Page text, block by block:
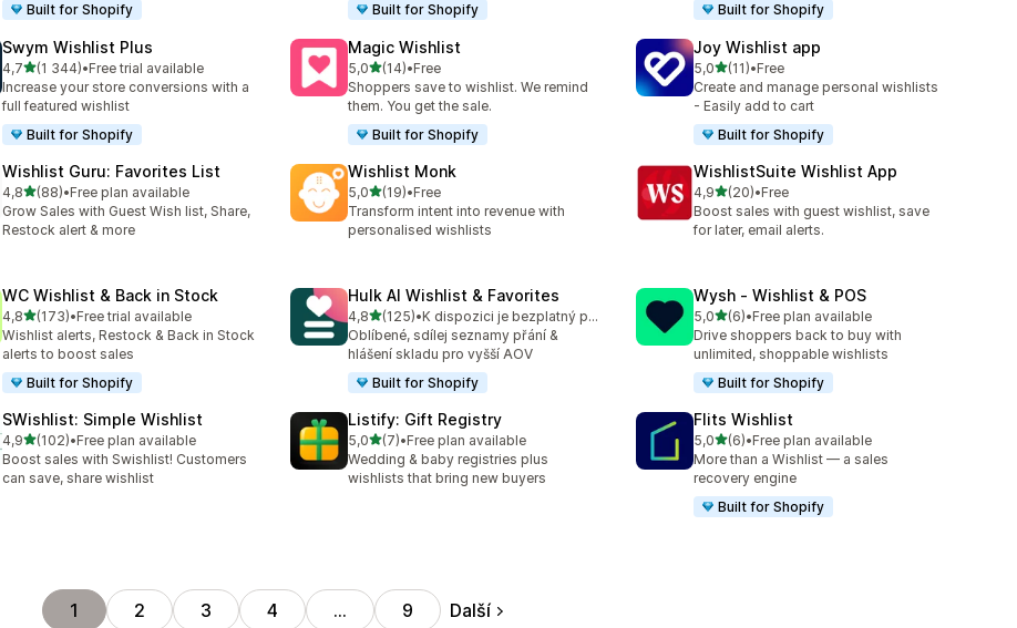
Built for Shopify
Built for Shopify
Built for Shopify
Swym Wishlist Plus
4,7z 5 hvězd
(1 344)
Celkový počet recenzí: 1344
•Free trial available
Increase your store conversions with a
full featured wishlist
Built for Shopify
Magic Wishlist
5,0z 5 hvězd
(14)
Celkový počet recenzí: 14
•Free
Shoppers save to wishlist. We remind
them. You get the sale.
Built for Shopify
Joy Wishlist app
5,0z 5 hvězd
(11)
Celkový počet recenzí: 11
•Free
Create and manage personal wishlists
- Easily add to cart
Built for Shopify
Wishlist Guru: Favorites List
4,8z 5 hvězd
(88)
Celkový počet recenzí: 88
•Free plan available
Grow Sales with Guest Wish list, Share,
Restock alert & more
Wishlist Monk
5,0z 5 hvězd
(19)
Celkový počet recenzí: 19
•Free
Transform intent into revenue with
personalised wishlists
WishlistSuite Wishlist App
4,9z 5 hvězd
(20)
Celkový počet recenzí: 20
•Free
Boost sales with guest wishlist, save
for later, email alerts.
WC Wishlist & Back in Stock
4,8z 5 hvězd
(173)
Celkový počet recenzí: 173
•Free trial available
Wishlist alerts, Restock & Back in Stock
alerts to boost sales
Built for Shopify
Hulk AI Wishlist & Favorites
4,8z 5 hvězd
(125)
Celkový počet recenzí: 125
•
K dispozici je bezplatný plán
Oblíbené, sdílej seznamy přání &
hlášení skladu pro vyšší AOV
Built for Shopify
Wysh ‑ Wishlist & POS
5,0z 5 hvězd
(6)
Celkový počet recenzí: 6
•Free plan available
Drive shoppers back to buy with
unlimited, shoppable wishlists
Built for Shopify
SWishlist: Simple Wishlist
4,9z 5 hvězd
(102)
Celkový počet recenzí: 102
•Free plan available
Boost sales with Swishlist! Customers
can save, share wishlist
Listify: Gift Registry
5,0z 5 hvězd
(7)
Celkový počet recenzí: 7
•Free plan available
Wedding & baby registries plus
wishlists that bring new buyers
Flits Wishlist
5,0z 5 hvězd
(6)
Celkový počet recenzí: 6
•Free plan available
More than a Wishlist — a sales
recovery engine
Built for Shopify
1 2 3 4 … 9 Další